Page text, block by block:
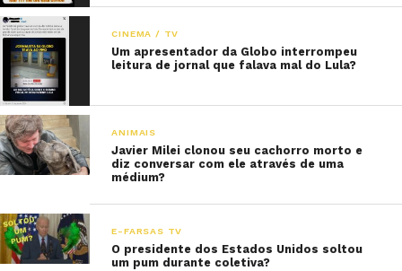
CINEMA / TV
Um apresentador da Globo interrompeu
leitura de jornal que falava mal do Lula?
ANIMAIS
Javier Milei clonou seu cachorro morto e
diz conversar com ele através de uma
médium?
E-FARSAS TV
O presidente dos Estados Unidos soltou
um pum durante coletiva?